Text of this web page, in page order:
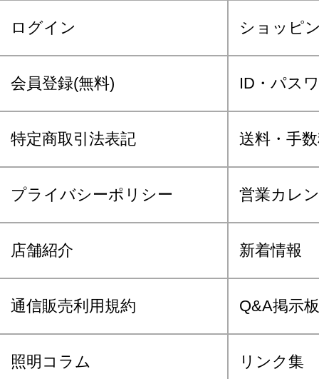
ログイン ショッピ
会員登録(無料) ID・パス
特定商取引法表記 送料・手
プライバシーポリシー 営業カレ
店舗紹介 新着情報
通信販売利用規約 Q&A掲示板
照明コラム リンク集